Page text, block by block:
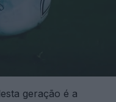
geração é a